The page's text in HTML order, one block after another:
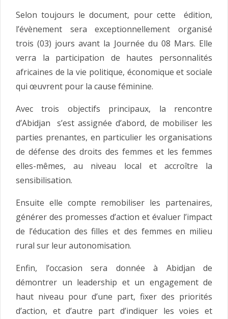
Selon toujours le document, pour cette édition,
l’évènement sera exceptionnellement organisé
trois (03) jours avant la Journée du 08 Mars. Elle
verra la participation de hautes personnalités
africaines de la vie politique, économique et sociale
qui œuvrent pour la cause féminine.
Avec trois objectifs principaux, la rencontre
d’Abidjan s’est assignée d’abord, de mobiliser les
parties prenantes, en particulier les organisations
de défense des droits des femmes et les femmes
elles-mêmes, au niveau local et accroître la
sensibilisation.
Ensuite elle compte remobiliser les partenaires,
générer des promesses d’action et évaluer l’impact
de l’éducation des filles et des femmes en milieu
rural sur leur autonomisation.
Enfin, l’occasion sera donnée à Abidjan de
démontrer un leadership et un engagement de
haut niveau pour d’une part, fixer des priorités
d’action, et d’autre part d’indiquer les voies et